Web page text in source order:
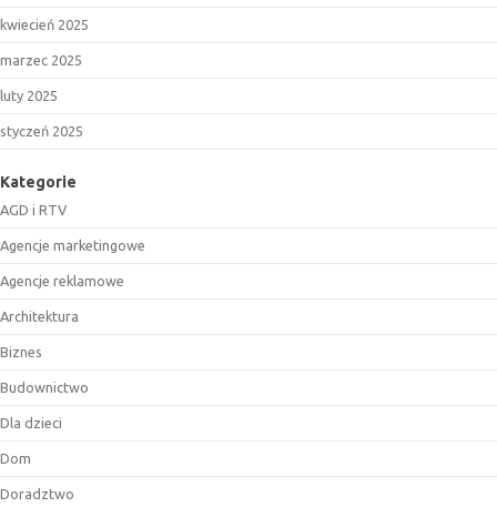
kwiecień 2025
marzec 2025
luty 2025
styczeń 2025
Kategorie
AGD i RTV
Agencje marketingowe
Agencje reklamowe
Architektura
Biznes
Budownictwo
Dla dzieci
Dom
Doradztwo